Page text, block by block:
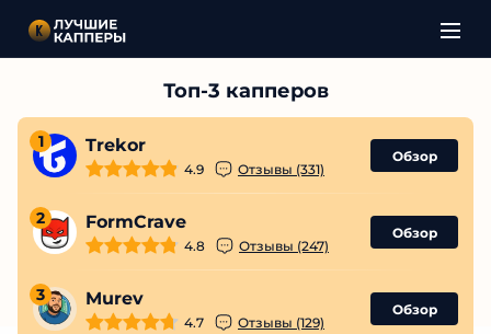
1 Trekor
4.9 Отзывы (331)
Обзор
2 FormCrave
4.8 Отзывы (247)
Обзор
3 Murev
4.7 Отзывы (129)
Обзор